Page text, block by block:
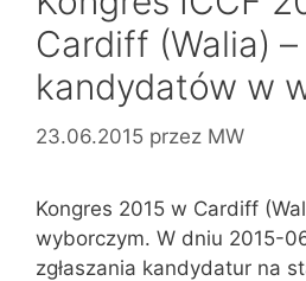
Cardiff (Walia)
kandydatów w
23.06.2015 przez MW
Kongres 2015 w Cardiff
wyborczym. W dniu 2015-
zgłaszania kandydatur na